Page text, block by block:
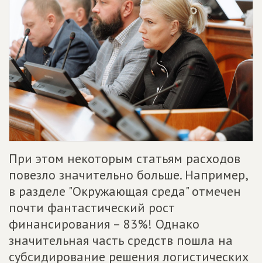
При этом некоторым статьям расходов
повезло значительно больше. Например,
в разделе "Окружающая среда" отмечен
почти фантастический рост
финансирования – 83%! Однако
значительная часть средств пошла на
субсидирование решения логистических